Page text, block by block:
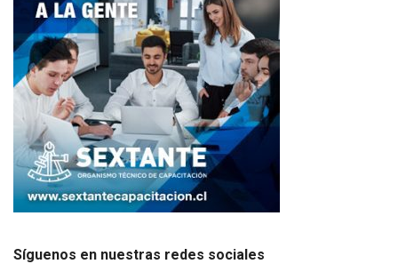
Síguenos en nuestras redes sociales